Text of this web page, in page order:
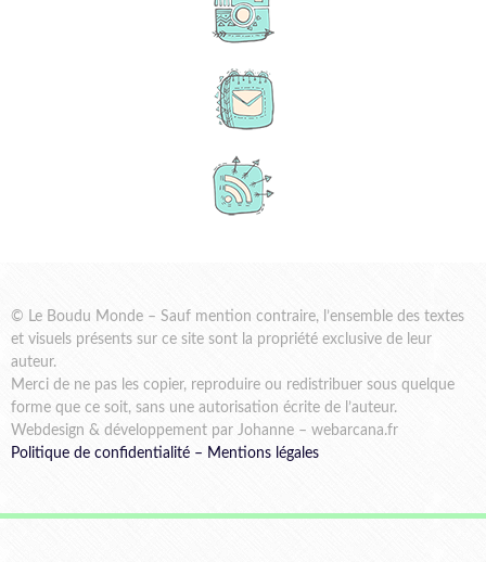
© Le Boudu Monde – Sauf mention contraire, l’ensemble des textes
et visuels présents sur ce site sont la propriété exclusive de leur
auteur.
Merci de ne pas les copier, reproduire ou redistribuer sous quelque
forme que ce soit, sans une autorisation écrite de l’auteur.
Webdesign & développement par Johanne – webarcana.fr
Politique de confidentialité – Mentions légales